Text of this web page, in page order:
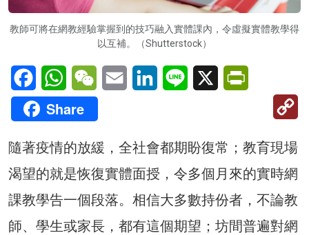
教師可將在網教經驗掌握到的技巧融入實體課內，令虛擬實體教學得
以互補。（Shutterstock）
FacebookWhatsAppWeChatEmail LinkedInLine X
Share
隨著疫情的放緩，全社會都期盼復常；教育現場
渴望的就是恢復實體面授，令多個月來的實時網
課教學告一個段落。相信大多數持份者，不論教
師、學生或家長，都有這個期望；坊間普遍對網